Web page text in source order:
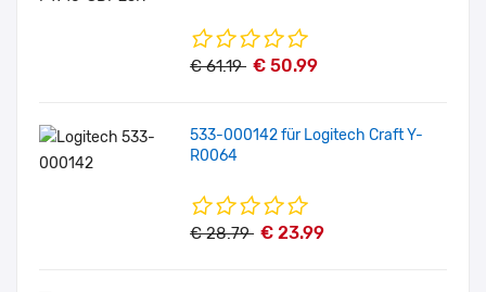
€ 61.19 € 50.99
533-000142 für Logitech Craft Y-
R0064
€ 28.79 € 23.99